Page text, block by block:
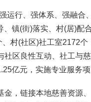
运行、强体系、强融合
镇(街)落实、村(居)配
村(社区)社工室2172
区良性互动、社工与
亿元，实施专业服务
金，链接本地慈善资源